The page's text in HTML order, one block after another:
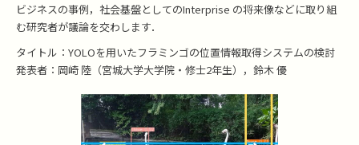
ビジネスの事例，社会基盤としてのInterprise の将来像などに取り組
む研究者が議論を交わします．
タイトル：YOLOを用いたフラミンゴの位置情報取得システムの検討
発表者：岡崎 陸（宮城大学大学院・修士2年生），鈴木 優